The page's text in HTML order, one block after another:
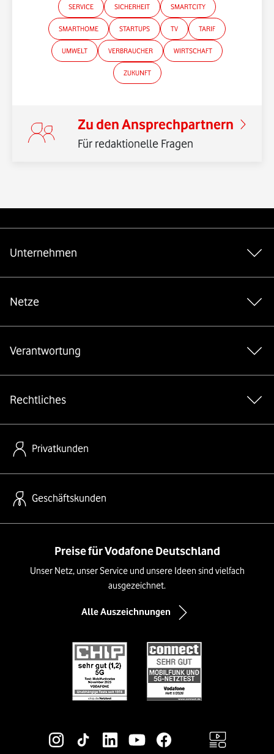
*Gender-Hinweis
SERVICE SICHERHEIT SMARTCITY
SMARTHOME STARTUPS TV TARIF
UMWELT VERBRAUCHER WIRTSCHAFT
ZUKUNFT
Zu den Ansprechpartnern
Für redaktionelle Fragen
Unternehmen
Netze
Verantwortung
Rechtliches
Privatkunden
Geschäftskunden
Preise für Vodafone Deutschland
Unser Netz, unser Service und unsere Ideen sind vielfach
ausgezeichnet.
Alle Auszeichnungen
Social-Media-Links